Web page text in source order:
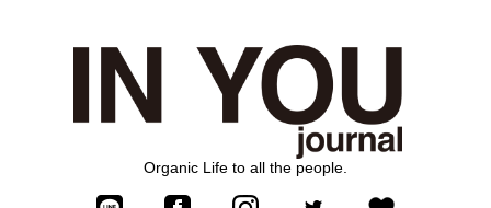
Organic Life to all the people.